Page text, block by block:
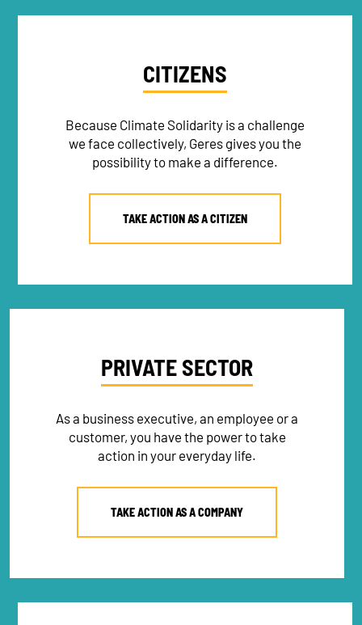
CITIZENS
Because Climate Solidarity is a challenge
we face collectively, Geres gives you the
possibility to make a difference.
TAKE ACTION AS A CITIZEN
PRIVATE SECTOR
As a business executive, an employee or a
customer, you have the power to take
action in your everyday life.
TAKE ACTION AS A COMPANY